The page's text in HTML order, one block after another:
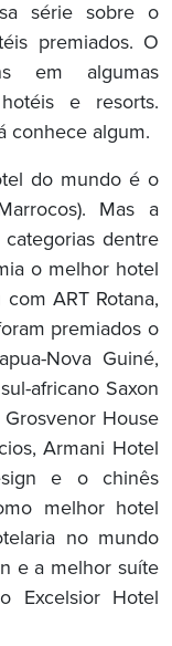
série sobre o
premiados. O
em algumas
e resorts.
conhece algum.
do mundo é o
Mas a
dentre
o melhor hotel
ART Rotana,
premiados o
Nova Guiné,
africano Saxon
House
Armani Hotel
e o chinês
melhor hotel
no mundo
e a melhor suíte
Excelsior Hotel